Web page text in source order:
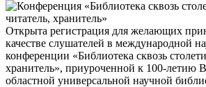
Открыта регистрация для желающих
качестве слушателей в международной
конференции «Библиотека сквозь
хранитель», приуроченной к 100-летию
областной универсальной научной